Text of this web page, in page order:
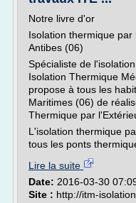
Notre livre d'or
Isolation thermique par
Antibes (06)
Spécialiste de
Isolation Thermique
propose à tous les
Maritimes (06) de
Thermique par
L'isolation thermique
tous les ponts
Lire la suite
Date: 2016-03-30
Site : http://itm-